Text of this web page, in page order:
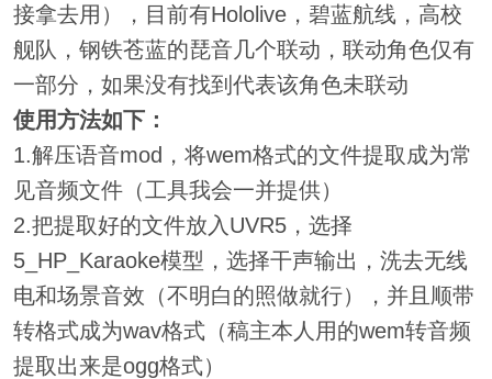
接拿去用），目前有Hololive，碧蓝航线，高校
舰队，钢铁苍蓝的琵音几个联动，联动角色仅有
一部分，如果没有找到代表该角色未联动
使用方法如下：
1.解压语音mod，将wem格式的文件提取成为常
见音频文件（工具我会一并提供）
2.把提取好的文件放入UVR5，选择
5_HP_Karaoke模型，选择干声输出，洗去无线
电和场景音效（不明白的照做就行），并且顺带
转格式成为wav格式（稿主本人用的wem转音频
提取出来是ogg格式）